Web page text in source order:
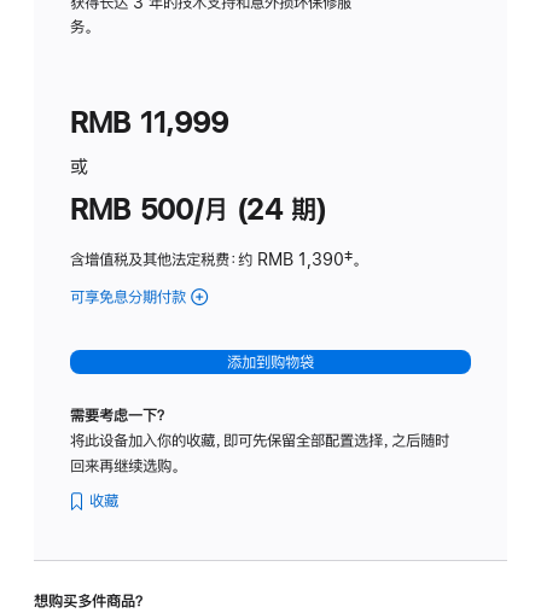
务。
RMB 11,999
或
RMB 500/月 (24 期)
含增值税及其他法定税费：约 RMB 1,390脚
‡。
可享免息分期付款 (Studio
-
标
璃
添加到购物袋
需要考虑一下？
将此设备加入你的收藏，即可先保留全部配置选择，之后随时
回来再继续选购。
收藏
想购买多件商品？